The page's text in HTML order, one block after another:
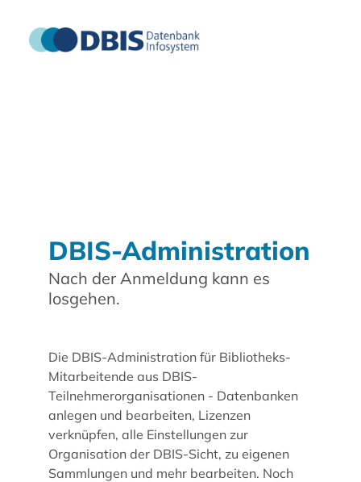
DBIS-Administration
Nach der Anmeldung kann es
losgehen.
Die DBIS-Administration für Bibliotheks-
Mitarbeitende aus DBIS-
Teilnehmerorganisationen - Datenbanken
anlegen und bearbeiten, Lizenzen
verknüpfen, alle Einstellungen zur
Organisation der DBIS-Sicht, zu eigenen
Sammlungen und mehr bearbeiten. Noch